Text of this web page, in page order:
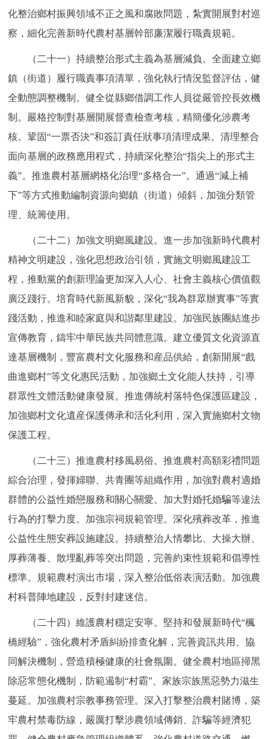
化整治鄉村振興領域不正之風和腐敗問題，紮實開展對村巡
察，細化完善新時代農村基層幹部廉潔履行職責規範。
（二十一）持續整治形式主義為基層減負。全面建立鄉
鎮（街道）履行職責事項清單，強化執行情況監督評估，健
全動態調整機制。健全從縣鄉借調工作人員從嚴管控長效機
制。嚴格控制對基層開展督查檢查考核，精簡優化涉農考
核。鞏固“一票否決”和簽訂責任狀事項清理成果。清理整合
面向基層的政務應用程式，持續深化整治“指尖上的形式主
義”。推進農村基層網格化治理“多格合一”。通過“減上補
下”等方式推動編制資源向鄉鎮（街道）傾斜，加強分類管
理、統籌使用。
（二十二）加強文明鄉風建設。進一步加強新時代農村
精神文明建設，強化思想政治引領，實施文明鄉風建設工
程，推動黨的創新理論更加深入人心、社會主義核心價值觀
廣泛踐行。培育時代新風新貌，深化“我為群眾辦實事”等實
踐活動，推進和睦家庭與和諧鄰里建設。加強民族團結進步
宣傳教育，鑄牢中華民族共同體意識。建立優質文化資源直
達基層機制，豐富農村文化服務和産品供給，創新開展“戲
曲進鄉村”等文化惠民活動，加強鄉土文化能人扶持，引導
群眾性文體活動健康發展。推進傳統村落特色保護區建設，
加強鄉村文化遺産保護傳承和活化利用，深入實施鄉村文物
保護工程。
（二十三）推進農村移風易俗。推進農村高額彩禮問題
綜合治理，發揮婦聯、共青團等組織作用，加強對農村適婚
群體的公益性婚戀服務和關心關愛。加大對婚托婚騙等違法
行為的打擊力度。加強宗祠規範管理。深化殯葬改革，推進
公益性生態安葬設施建設。持續整治人情攀比、大操大辦、
厚葬薄養、散埋亂葬等突出問題，完善約束性規範和倡導性
標準。規範農村演出市場，深入整治低俗表演活動。加強農
村科普陣地建設，反對封建迷信。
（二十四）維護農村穩定安寧。堅持和發展新時代“楓
橋經驗”，強化農村矛盾糾紛排查化解，完善資訊共用、協
同解決機制，營造積極健康的社會氛圍。健全農村地區掃黑
除惡常態化機制，防範遏制“村霸”、家族宗族黑惡勢力滋生
蔓延。加強農村宗教事務管理。深入打擊整治農村賭博，築
牢農村禁毒防線，嚴厲打擊涉農領域傳銷、詐騙等經濟犯